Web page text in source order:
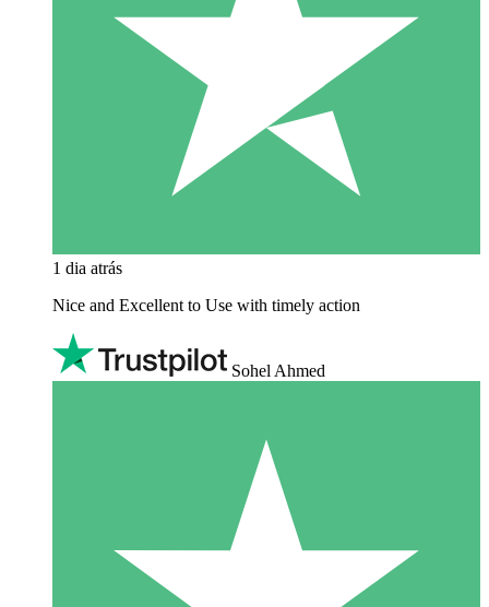
1 dia atrás
Nice and Excellent to Use with timely action
Sohel Ahmed